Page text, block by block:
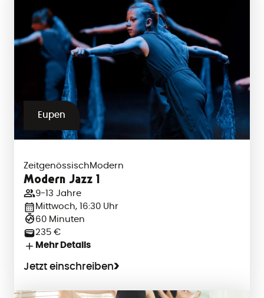
Eupen
Zeitgenössisch Modern
Modern Jazz 1
9-13 Jahre
Mittwoch, 16:30 Uhr
60 Minuten
235 €
Mehr Details
Jetzt einschreiben